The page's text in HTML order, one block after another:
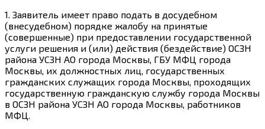
1. Заявитель имеет право подать в досудебном
(внесудебном) порядке жалобу на принятые
(совершенные) при предоставлении государственной
услуги решения и (или) действия (бездействие) ОСЗН
района УСЗН АО города Москвы, ГБУ МФЦ города
Москвы, их должностных лиц, государственных
гражданских служащих города Москвы, проходящих
государственную гражданскую службу города Москвы
в ОСЗН района УСЗН АО города Москвы, работников
МФЦ.